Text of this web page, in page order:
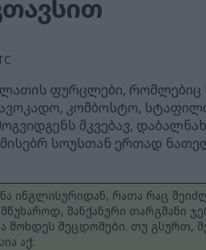
ფურცლები, რომლებიც
კომბოსტო,
მკვებავ,
სოუსთან ერთად
ინგლისურიდან, რათა რაც
მანქანური თარგმანი
მოხდეს შეცდომები. თუ გსურთ,
აქ: